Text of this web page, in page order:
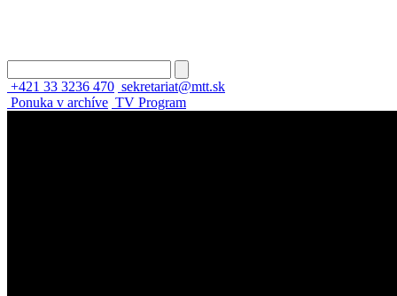
+421 33 3236 470 sekretariat@mtt.sk
Ponuka v archíve TV Program